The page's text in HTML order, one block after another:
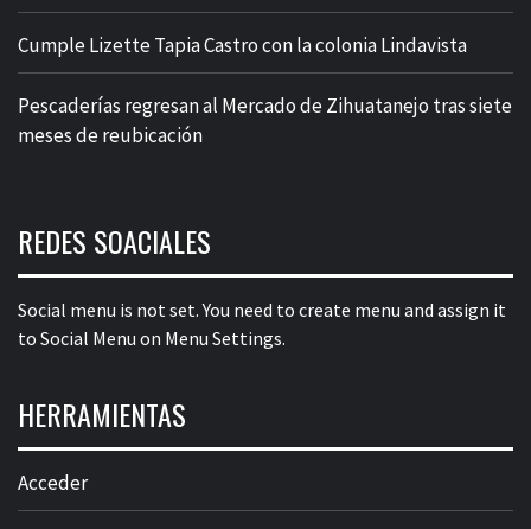
Cumple Lizette Tapia Castro con la colonia Lindavista
Pescaderías regresan al Mercado de Zihuatanejo tras siete
meses de reubicación
REDES SOACIALES
Social menu is not set. You need to create menu and assign it
to Social Menu on Menu Settings.
HERRAMIENTAS
Acceder